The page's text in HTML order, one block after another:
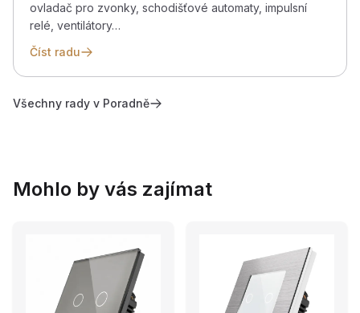
ovladač pro zvonky, schodišťové automaty, impulsní
relé, ventilátory…
Číst radu
Všechny rady v Poradně
Mohlo by vás zajímat